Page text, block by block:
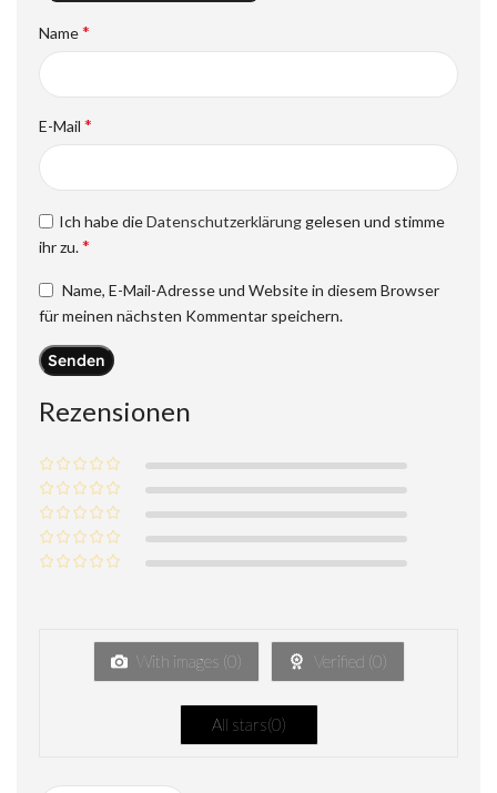
Rezensionen
With images (0) Verified (0)
All stars(0)
Name*
E-Mail *
Ich habe dieDatenschutzerklärung gelesen und stimme
ihr zu.*
Name, E-Mail-Adresse und Website in diesem Browser
für meinen nächsten Kommentar speichern.